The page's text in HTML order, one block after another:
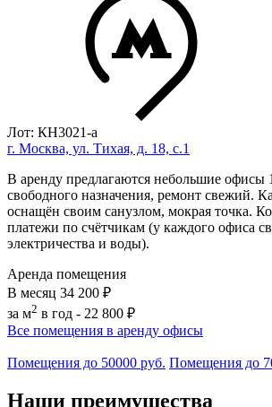
Лот: КН3021-a
г. Москва, ул. Тихая, д. 18, с.1
В аренду предлагаются небольшие
свободного назначения, ремонт свежий.
оснащён своим санузлом, мокрая точка.
платежи по счётчикам (у каждого офиса
электричества и воды).
Аренда помещения
В месяц 34 200 ₽
за м2 в год - 22 800 ₽
Все помещения в аренду офисы
Помещения до 50000 руб. Помещения до
Наши преимущества